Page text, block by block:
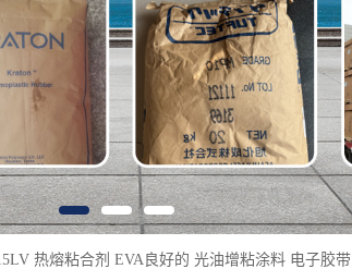
热熔粘合剂 EVA良好的 光油增粘涂料 电子胶带